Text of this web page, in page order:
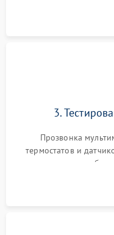
Обеспечение
3.
Прозвонка
термостатов и
конденсатора,
тепловым насосом —